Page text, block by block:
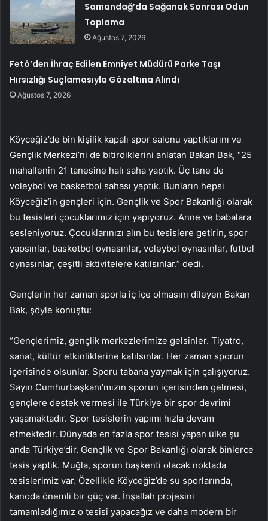
Samandağ’da Sağanak Sonrası Odun
Toplama
Ağustos 7, 2026
Fetö’den İhraç Edilen Emniyet Müdürü Parke Taşı
Hırsızlığı Suçlamasıyla Gözaltına Alındı
Ağustos 7, 2026
Köyceğiz’de bin kişilik kapalı spor salonu yaptıklarını ve
Gençlik Merkezi’ni de bitirdiklerini anlatan Bakan Bak, “25
mahallenin 21 tanesine halı saha yaptık. Üç tane de
voleybol ve basketbol sahası yaptık. Bunların hepsi
Köyceğiz’in gençleri için. Gençlik ve Spor Bakanlığı olarak
bu tesisleri çocuklarımız için yapıyoruz. Anne ve babalara
sesleniyoruz. Çocuklarınızı alın bu tesislere getirin, spor
yapsınlar, basketbol oynasınlar, voleybol oynasınlar, futbol
oynasınlar, çeşitli aktivitelere katılsınlar.” dedi.
Gençlerin her zaman sporla iç içe olmasını dileyen Bakan
Bak, şöyle konuştu:
“Gençlerimiz, gençlik merkezlerimize gelsinler. Tiyatro,
sanat, kültür etkinliklerine katılsınlar. Her zaman sporun
içerisinde olsunlar. Sporu tabana yaymak için çalışıyoruz.
Sayın Cumhurbaşkanı’mızın sporun içerisinden gelmesi,
gençlere destek vermesi ile Türkiye bir spor devrimi
yaşamaktadır. Spor tesislerin yapımı hızla devam
etmektedir. Dünyada en fazla spor tesisi yapan ülke şu
anda Türkiye’dir. Gençlik ve Spor Bakanlığı olarak binlerce
tesis yaptık. Muğla, sporun başkenti olacak noktada
tesislerimiz var. Özellikle Köyceğiz’de su sporlarında,
kanoda önemli bir güç var. İnşallah projesini
tamamladığımız o tesisi yapacağız ve daha modern bir